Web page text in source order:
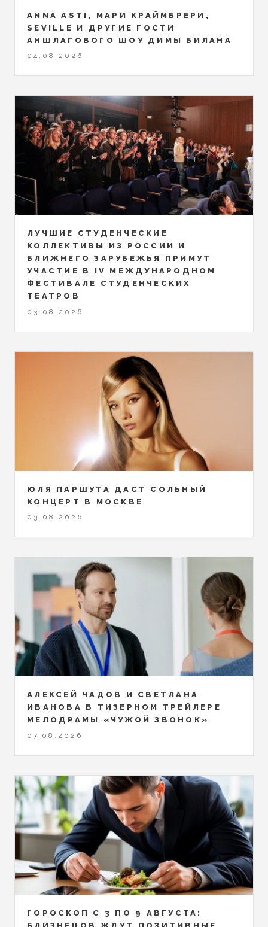
ANNA ASTI, МАРИ КРАЙМБРЕРИ,
SEVILLE И ДРУГИЕ ГОСТИ
АНШЛАГОВОГО ШОУ ДИМЫ БИЛАНА
04.08.2026
ЛУЧШИЕ СТУДЕНЧЕСКИЕ
КОЛЛЕКТИВЫ ИЗ РОССИИ И
БЛИЖНЕГО ЗАРУБЕЖЬЯ ПРИМУТ
УЧАСТИЕ В IV МЕЖДУНАРОДНОМ
ФЕСТИВАЛЕ СТУДЕНЧЕСКИХ
ТЕАТРОВ
03.08.2026
ЮЛЯ ПАРШУТА ДАСТ СОЛЬНЫЙ
КОНЦЕРТ В МОСКВЕ
03.08.2026
АЛЕКСЕЙ ЧАДОВ И СВЕТЛАНА
ИВАНОВА В ТИЗЕРНОМ ТРЕЙЛЕРЕ
МЕЛОДРАМЫ «ЧУЖОЙ ЗВОНОК»
07.08.2026
ГОРОСКОП С 3 ПО 9 АВГУСТА: